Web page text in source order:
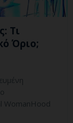
Τι
Όριο;
WomanHood